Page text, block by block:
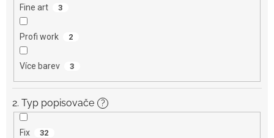
Fine art 3
Profi work 2
Více barev 3
2. Typ popisovače ?
Fix 32